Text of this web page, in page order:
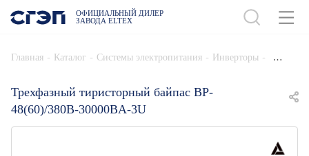
ОФИЦИАЛЬНЫЙ ДИЛЕР
ЗАВОДА ELTEX
Главная - Каталог - Системы электропитания - Инверторы -
Трехфазный тиристорный байпас BP-
48(60)/380B-30000BA-3U